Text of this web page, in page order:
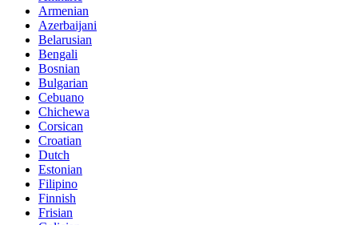
Armenian
Azerbaijani
Belarusian
Bengali
Bosnian
Bulgarian
Cebuano
Chichewa
Corsican
Croatian
Dutch
Estonian
Filipino
Finnish
Frisian